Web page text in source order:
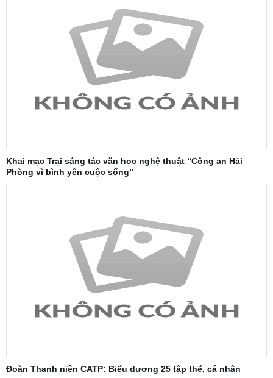
Khai mạc Trại sáng tác văn học nghệ thuật “Công an Hải
Phòng vì bình yên cuộc sống”
Đoàn Thanh niên CATP: Biểu dương 25 tập thể, cá nhân